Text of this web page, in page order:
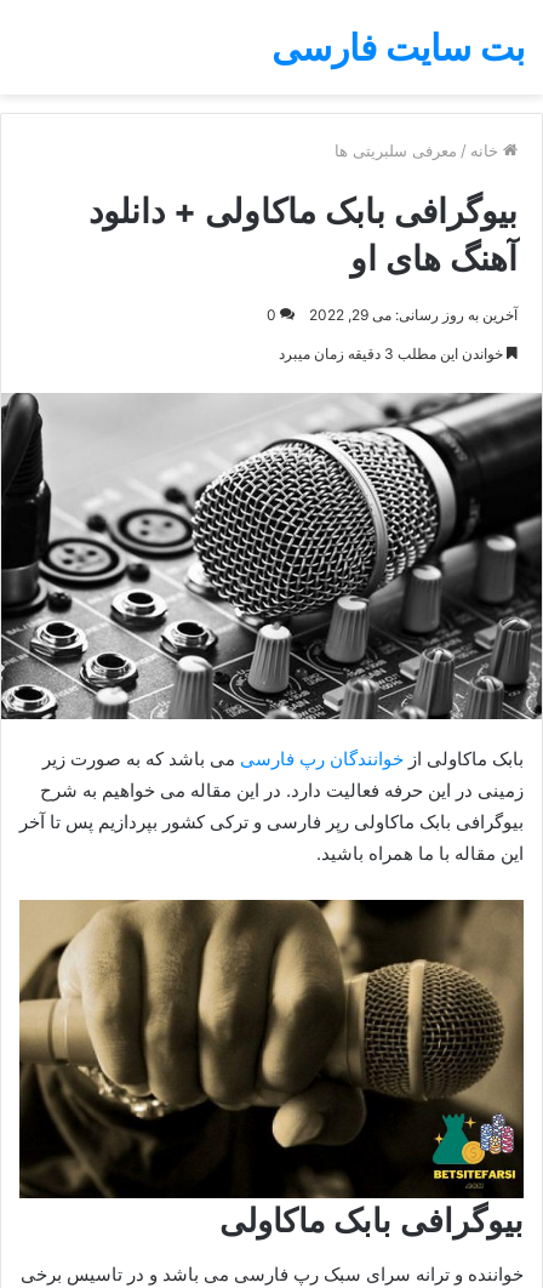
بت سایت فارسی
خانه / معرفی سلبریتی ها
بیوگرافی بابک ماکاولی + دانلود
آهنگ های او
آخرین به روز رسانی: می 29, 2022 0
خواندن این مطلب 3 دقیقه زمان میبرد
بابک ماکاولی از خوانندگان رپ فارسی می باشد که به صورت زیر
زمینی در این حرفه فعالیت دارد. در این مقاله می خواهیم به شرح
بیوگرافی بابک ماکاولی رپر فارسی و ترکی کشور بپردازیم پس تا آخر
این مقاله با ما همراه باشید.
بیوگرافی بابک ماکاولی
خواننده و ترانه سرای سبک رپ فارسی می باشد و در تاسیس برخی